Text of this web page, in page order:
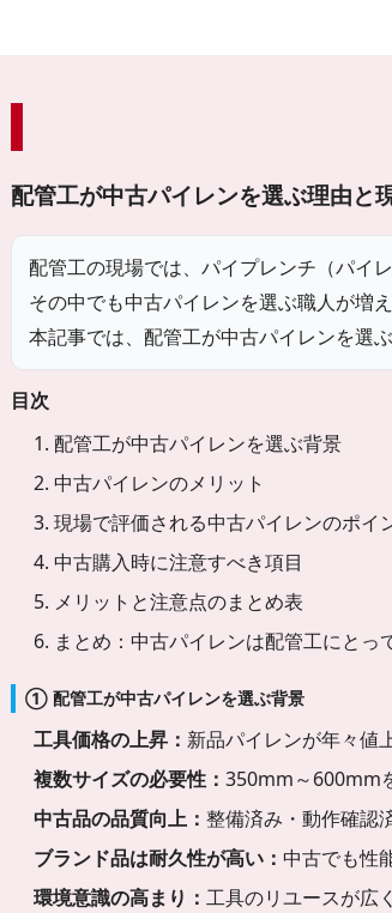
配管工が中古パイレンを選ぶ理由と
配管工の現場では、パイプレンチ（パイ
その中でも中古パイレンを選ぶ職人が増
本記事では、配管工が中古パイレンを選
目次
1. 配管工が中古パイレンを選ぶ背景
2. 中古パイレンのメリット
3. 現場で評価される中古パイレンのポイ
4. 中古購入時に注意すべき項目
5. メリットと注意点のまとめ表
6. まとめ：中古パイレンは配管工にとっ
① 配管工が中古パイレンを選ぶ背景
工具価格の上昇：新品パイレンが年々値
複数サイズの必要性：350mm～600mm
中古品の品質向上：整備済み・動作確認
ブランド品は耐久性が高い：中古でも性
環境意識の高まり：工具のリユースが広